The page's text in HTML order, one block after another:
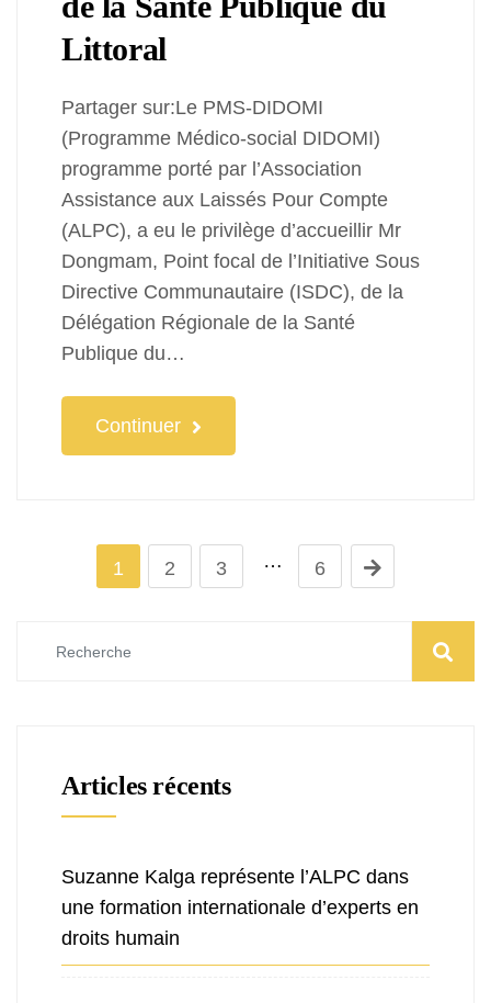
Littoral
Partager sur:Le PMS-DIDOMI
(Programme Médico-social DIDOMI)
programme porté par l’Association
Assistance aux Laissés Pour Compte
(ALPC), a eu le privilège d’accueillir Mr
Dongmam, Point focal de l’Initiative Sous
Directive Communautaire (ISDC), de la
Délégation Régionale de la Santé
Publique du…
Continuer
1 2 3 … 6
Articles récents
Suzanne Kalga représente l’ALPC dans
une formation internationale d’experts en
droits humain